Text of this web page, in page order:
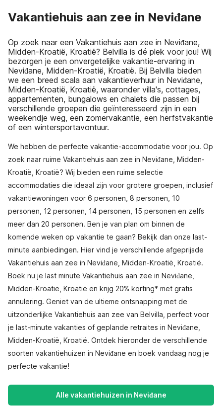
Vakantiehuis aan zee in Neviđane
Op zoek naar een Vakantiehuis aan zee in Neviđane,
Midden-Kroatië, Kroatië? Belvilla is dé plek voor jou! Wij
bezorgen je een onvergetelijke vakantie-ervaring in
Neviđane, Midden-Kroatië, Kroatië. Bij Belvilla bieden
we een breed scala aan vakantieverhuur in Neviđane,
Midden-Kroatië, Kroatië, waaronder villa's, cottages,
appartementen, bungalows en chalets die passen bij
verschillende groepen die geïnteresseerd zijn in een
weekendje weg, een zomervakantie, een herfstvakantie
of een wintersportavontuur.
We hebben de perfecte vakantie-accommodatie voor jou. Op
zoek naar ruime Vakantiehuis aan zee in Neviđane, Midden-
Kroatië, Kroatië? Wij bieden een ruime selectie
accommodaties die ideaal zijn voor grotere groepen, inclusief
vakantiewoningen voor 6 personen, 8 personen, 10
personen, 12 personen, 14 personen, 15 personen en zelfs
meer dan 20 personen. Ben je van plan om binnen de
komende weken op vakantie te gaan? Bekijk dan onze last-
minute aanbiedingen. Hier vind je verschillende afgeprijsde
Vakantiehuis aan zee in Neviđane, Midden-Kroatië, Kroatië.
Boek nu je last minute Vakantiehuis aan zee in Neviđane,
Midden-Kroatië, Kroatië en krijg 20% korting* met gratis
annulering. Geniet van de ultieme ontsnapping met de
uitzonderlijke Vakantiehuis aan zee van Belvilla, perfect voor
je last-minute vakanties of geplande retraites in Neviđane,
Midden-Kroatië, Kroatië. Ontdek hieronder de verschillende
soorten vakantiehuizen in Neviđane en boek vandaag nog je
perfecte vakantie!
Alle vakantiehuizen in Neviđane